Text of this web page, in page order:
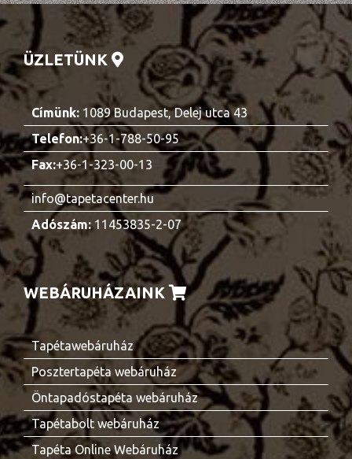
ÜZLETÜNK
Címünk: 1089 Budapest, Delej utca 43
Telefon:+36-1-788-50-95
Fax:+36-1-323-00-13
info@tapetacenter.hu
Adószám:11453835-2-07
WEBÁRUHÁZAINK
Tapétawebáruház
Posztertapéta webáruház
Öntapadóstapéta webáruház
Tapétabolt webáruház
Tapéta Online Webáruház